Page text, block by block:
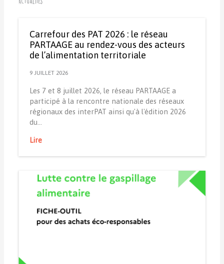
Carrefour des PAT 2026 : le réseau
PARTAAGE au rendez-vous des acteurs
de l’alimentation territoriale
9 JUILLET 2026
Les 7 et 8 juillet 2026, le réseau PARTAAGE a
participé à la rencontre nationale des réseaux
régionaux des interPAT ainsi qu'à l'édition 2026
du…
Lire